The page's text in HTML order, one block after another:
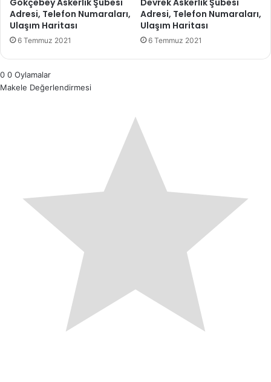
Gökçebey Askerlik Şubesi
Adresi, Telefon Numaraları,
Ulaşım Haritası
6 Temmuz 2021
Devrek Askerlik Şubesi
Adresi, Telefon Numaraları,
Ulaşım Haritası
6 Temmuz 2021
0 0 Oylamalar
Makele Değerlendirmesi